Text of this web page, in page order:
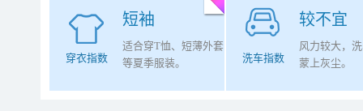
短袖
穿衣指数
适合穿T恤、短薄外套
等夏季服装。
较不宜
洗车指数
风力较大，
蒙上灰尘。